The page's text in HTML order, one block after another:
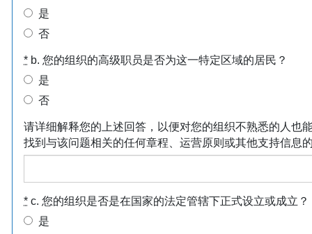
是
否
* b. 您的组织的高级职员是否为这一特定区域的居民？
是
否
请详细解释您的上述回答，以便对您的组织不熟悉的人也
找到与该问题相关的任何章程、运营原则或其他支持信息
* c. 您的组织是否是在国家的法定管辖下正式设立或成立？
是